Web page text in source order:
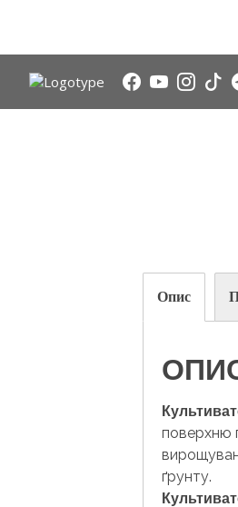
Опис
поверхню
ґрунту.